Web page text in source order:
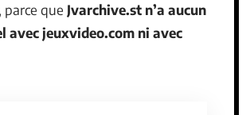
parce que Jvarchive.st n’a aucun
avec jeuxvideo.com ni avec